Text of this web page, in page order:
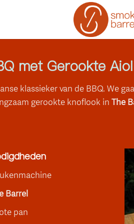
met Gerookte
klassieker van de BBQ. We
gerookte knoflook in The
Barrel
pan